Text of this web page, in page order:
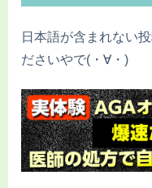
日本語が含まれない
ださいやで(・∀・)